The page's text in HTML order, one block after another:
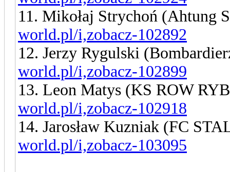
11. Mikołaj Strychoń (Ahtung
world.pl/i,zobacz-102892
12. Jerzy Rygulski
world.pl/i,zobacz-102899
13. Leon Matys (KS ROW
world.pl/i,zobacz-102918
14. Jarosław Kuzniak (FC
world.pl/i,zobacz-103095